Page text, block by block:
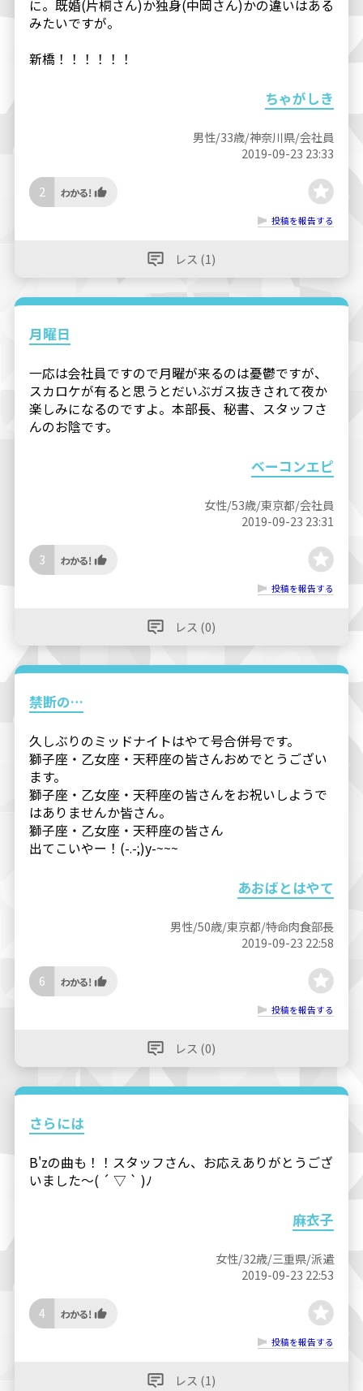
に。既婚(片桐さん)か独身(中岡さん)かの違いはある
みたいですが。
新橋！！！！！！
ちゃがしき
男性/33歳/神奈川県/会社員
2019-09-23 23:33
2
投稿を報告する
レス (1)
月曜日
一応は会社員ですので月曜が来るのは憂鬱ですが、
スカロケが有ると思うとだいぶガス抜きされて夜か
楽しみになるのですよ。本部長、秘書、スタッフさ
んのお陰です。
ベーコンエピ
女性/53歳/東京都/会社員
2019-09-23 23:31
3
投稿を報告する
レス (0)
禁断の…
久しぶりのミッドナイトはやて号合併号です。
獅子座・乙女座・天秤座の皆さんおめでとうござい
ます。
獅子座・乙女座・天秤座の皆さんをお祝いしようで
はありませんか皆さん。
獅子座・乙女座・天秤座の皆さん
出てこいやー！(-.-;)y-~~~
あおばとはやて
男性/50歳/東京都/特命肉食部長
2019-09-23 22:58
6
投稿を報告する
レス (0)
さらには
B'zの曲も！！スタッフさん、お応えありがとうござ
いました〜( ´ ▽ ` )ﾉ
麻衣子
女性/32歳/三重県/派遣
2019-09-23 22:53
4
投稿を報告する
レス (1)